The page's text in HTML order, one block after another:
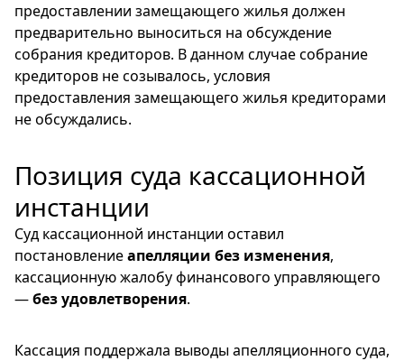
предоставлении замещающего жилья должен
предварительно выноситься на обсуждение
собрания кредиторов. В данном случае собрание
кредиторов не созывалось, условия
предоставления замещающего жилья кредиторами
не обсуждались.
Позиция суда кассационной
инстанции
Суд кассационной инстанции оставил
постановлениеапелляции без изменения,
кассационную жалобу финансового управляющего
—без удовлетворения.
Кассация поддержала выводы апелляционного суда,